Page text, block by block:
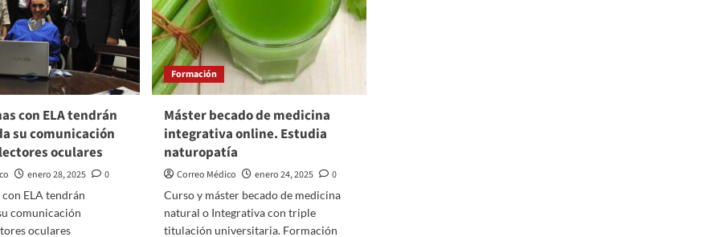
con ELA tendrán
su comunicación
oculares
enero 28, 2025
0
con ELA tendrán
comunicación
oculares
Formación
Máster becado de medicina
integrativa online. Estudia
naturopatía
Correo Médico enero 24, 2025
0
Curso y máster becado de medicina
natural o Integrativa con triple
titulación universitaria. Formación